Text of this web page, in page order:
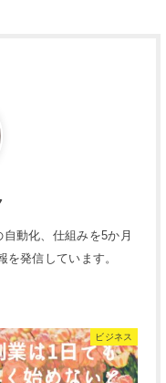
動化、仕組みを5か月
発信しています。
ビジネス